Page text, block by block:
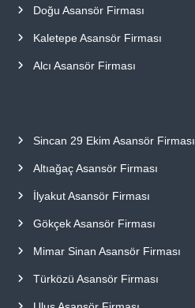
Doğu Asansör Firması
Kaletepe Asansör Firması
Alcı Asansör Firması
Sincan 29 Ekim Asansör Firması
Altıağaç Asansör Firması
İlyakut Asansör Firması
Gökçek Asansör Firması
Mimar Sinan Asansör Firması
Türközü Asansör Firması